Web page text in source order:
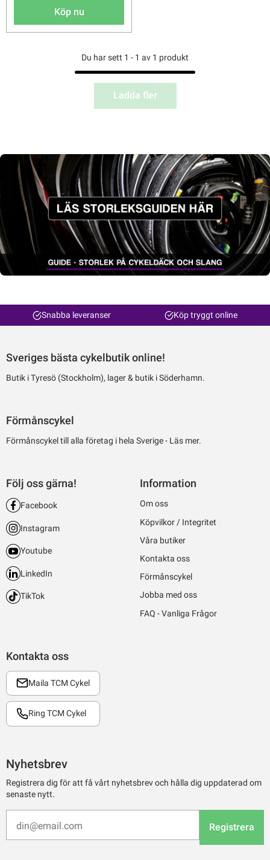
Köp nu
Du har sett 1 - 1 av 1 produkt
Ladda fler
Snabba leveranser Köp tryggt online
Sveriges bästa cykelbutik online!
Butik i Tyresö (Stockholm), lager & butik i Söderhamn.
Förmånscykel
Förmånscykel till alla företag i hela Sverige - Läs mer.
Kontakta oss
Maila TCM Cykel
Ring TCM Cykel
Följ oss gärna!
Facebook
Instagram
Youtube
LinkedIn
TikTok
Information
Om oss
Köpvilkor / Integritet
Våra butiker
Kontakta oss
Förmånscykel
Jobba med oss
FAQ - Vanliga Frågor
Nyhetsbrev
Registrera dig för att få vårt nyhetsbrev och hålla dig uppdaterad om
senaste nytt.
Registrera